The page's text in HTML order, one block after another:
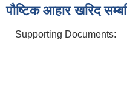
पौष्टिक आहार खरिद
Supporting Documents: